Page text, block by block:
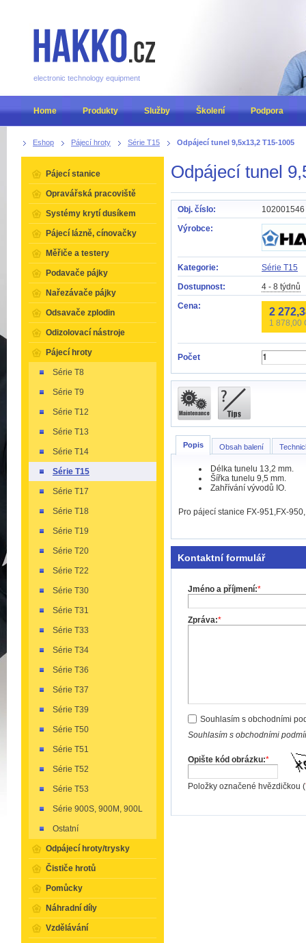
Eshop Pájecí hroty Série T15 Odpájecí tunel 9,5x13,2 T15-1005
Odpájecí tunel
Obj. číslo:
102001546
Výrobce:
Kategorie:
Série T15
Dostupnost:
4 - 8 týdnů
Cena:
2
1 878,00
Počet
Popis Obsah balení
Délka tunelu 13,2 mm.
Šířka tunelu 9,5 mm.
Zahřívání vývodů IO.
Pro pájecí stanice FX-951,FX-
Kontaktní formulář
Jméno a příjmení:*
Zpráva:*
Souhlasím s obchodními
Souhlasím s obchodními
Opište kód obrázku:*
Položky označené hvězdičkou (
Pájecí stanice
Opravářská pracoviště
Systémy krytí dusíkem
Pájecí lázně, cínovačky
Měřiče a testery
Podavače pájky
Nařezávače pájky
Odsavače zplodin
Odizolovací nástroje
Pájecí hroty
Série T8
Série T9
Série T12
Série T13
Série T14
Série T15
Série T17
Série T18
Série T19
Série T20
Série T22
Série T30
Série T31
Série T33
Série T34
Série T36
Série T37
Série T39
Série T50
Série T51
Série T52
Série T53
Série 900S, 900M, 900L
Ostatní
Odpájecí hroty/trysky
Čističe hrotů
Pomůcky
Náhradní díly
Vzdělávání
electronic technology equipment
Home Produkty Služby Školení Podpora